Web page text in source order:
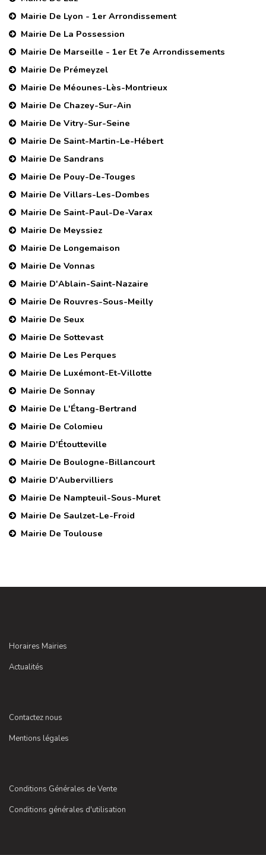
Mairie De Lyon - 1er Arrondissement
Mairie De La Possession
Mairie De Marseille - 1er Et 7e Arrondissements
Mairie De Prémeyzel
Mairie De Méounes-Lès-Montrieux
Mairie De Chazey-Sur-Ain
Mairie De Vitry-Sur-Seine
Mairie De Saint-Martin-Le-Hébert
Mairie De Sandrans
Mairie De Pouy-De-Touges
Mairie De Villars-Les-Dombes
Mairie De Saint-Paul-De-Varax
Mairie De Meyssiez
Mairie De Longemaison
Mairie De Vonnas
Mairie D'Ablain-Saint-Nazaire
Mairie De Rouvres-Sous-Meilly
Mairie De Seux
Mairie De Sottevast
Mairie De Les Perques
Mairie De Luxémont-Et-Villotte
Mairie De Sonnay
Mairie De L'Étang-Bertrand
Mairie De Colomieu
Mairie D'Étoutteville
Mairie De Boulogne-Billancourt
Mairie D'Aubervilliers
Mairie De Nampteuil-Sous-Muret
Mairie De Saulzet-Le-Froid
Mairie De Toulouse
Horaires Mairies
Actualités
Contactez nous
Mentions légales
Conditions Générales de Vente
Conditions générales d'utilisation